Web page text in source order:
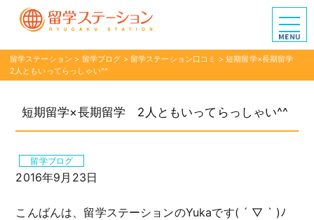
留学ステーション > 留学ブログ > 留学ステーション口コミ >短期留学×長期留学
2人ともいってらっしゃい^^
短期留学×長期留学 2人ともいってらっしゃい^^
留学ブログ
2016年9月23日
こんばんは、留学ステーションのYukaです( ´ ▽ ` )ﾉ